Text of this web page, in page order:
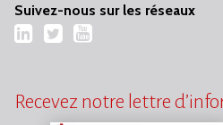
Suivez-nous sur les réseaux
LinkedIn
TwitterYouTube
Recevez notre lettre